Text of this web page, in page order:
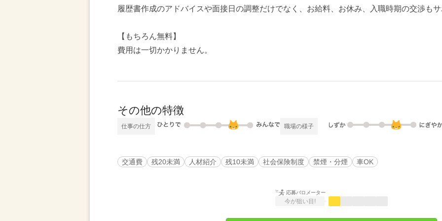
履歴書作成のアドバイスや面接日の調整だけでなく、お給料、お休み、入職時期の交渉もサ
【もちろん無料】
費用は一切かかりません。
その他の特徴
仕事の仕方 職場の様子
交通費 残20未満 人材紹介 残10未満 社会保険制度 禁煙・分煙 車OK
応募バロメーター
今が狙い目!